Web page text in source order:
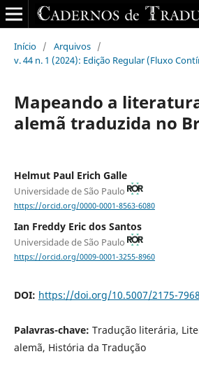
Início / Arquivos /
v. 44 n. 1 (2024): Edição Regular (Fluxo
Mapeando a
alemã traduzida no
Helmut Paul Erich Galle
Universidade de São Paulo
https://orcid.org/0000-0001-8563-6080
Ian Freddy Eric dos Santos
Universidade de São Paulo
https://orcid.org/0009-0001-3255-8960
DOI: https://doi.org/10.5007/2175-
Palavras-chave: Tradução literária,
alemã, História da Tradução